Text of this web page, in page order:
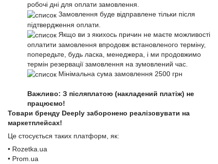
робочі дні для оплати замовлення.
Замовлення буде відправлене тільки після
підтвердження оплати.
Якщо ви з якихось причин не маєте можливості
оплатити замовлення впродовж встановленого терміну,
попередьте, будь ласка, менеджера, і ми продовжимо
термін резервації замовлення на зумовлений час.
Мінімальна сума замовлення 2500 грн
Важливо: З післяплатою (накладений платіж) не
працюємо!
Товари бренду Deeply заборонено реалізовувати на
маркетплейсах!
Це стосується таких платформ, як:
• Rozetka.ua
• Prom.ua